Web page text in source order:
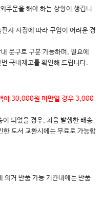
주문을 해야 하는 상황이 생깁니
사 사정에 따라 구입이 어려운 경
문구로 구분 가능하며, 필요에
국내재고를 확인해 드립니다.
이 30,000원 미만일 경우 3,000
되었을 경우, 처음 발생한 배송
한 도서 교환시에는 무료로 가능합
의거 반품 가능 기간내에는 반품